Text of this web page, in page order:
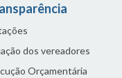
dos vereadores
Orçamentária